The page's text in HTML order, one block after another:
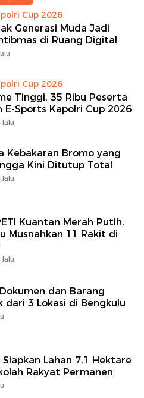
Cup 2026
Generasi Muda Jadi
di Ruang Digital
Cup 2026
Tinggi, 35 Ribu Peserta
E-Sports Kapolri Cup 2026
lalu
Kebakaran Bromo yang
Kini Ditutup Total
lalu
Kuantan Merah Putih,
Musnahkan 11 Rakit di
lalu
dan Barang
dari 3 Lokasi di Bengkulu
Siapkan Lahan 7,1 Hektare
Rakyat Permanen